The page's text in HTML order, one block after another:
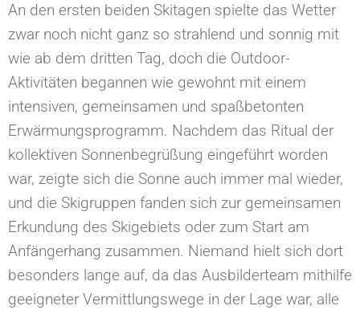
An den ersten beiden Skitagen spielte das Wetter
zwar noch nicht ganz so strahlend und sonnig mit
wie ab dem dritten Tag, doch die Outdoor-
Aktivitäten begannen wie gewohnt mit einem
intensiven, gemeinsamen und spaßbetonten
Erwärmungsprogramm. Nachdem das Ritual der
kollektiven Sonnenbegrüßung eingeführt worden
war, zeigte sich die Sonne auch immer mal wieder,
und die Skigruppen fanden sich zur gemeinsamen
Erkundung des Skigebiets oder zum Start am
Anfängerhang zusammen. Niemand hielt sich dort
besonders lange auf, da das Ausbilderteam mithilfe
geeigneter Vermittlungswege in der Lage war, alle